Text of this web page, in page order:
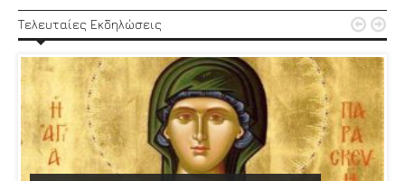
Τελευταίες Εκδηλώσεις  